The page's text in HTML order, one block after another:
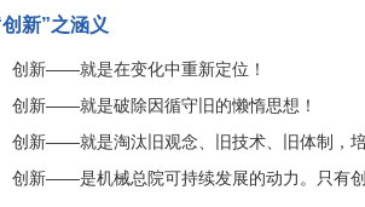
新”之涵义
新——就是在变化中重新定位！
新——就是破除因循守旧的懒惰思想！
新——就是淘汰旧观念、旧技术、旧体制，培
新——是机械总院可持续发展的动力。只有创